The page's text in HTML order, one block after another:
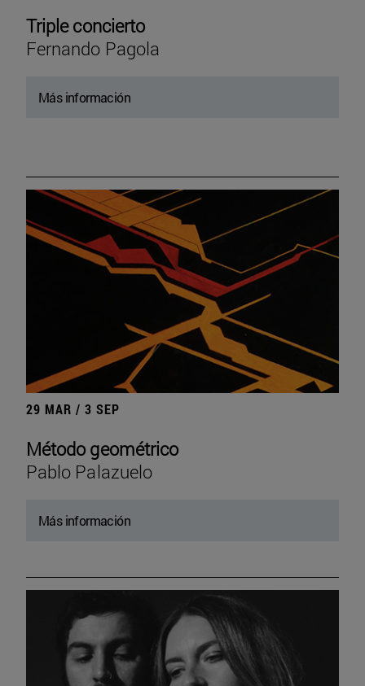
Triple concierto
Fernando Pagola
Más información
29 MAR / 3 SEP
Método geométrico
Pablo Palazuelo
Más información